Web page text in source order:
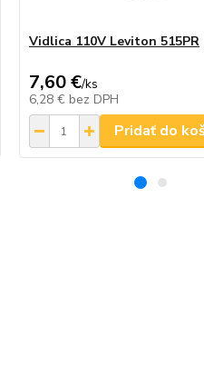
Vidlica 110V Leviton 515PR
7,60 €/ks
6,28 € bez DPH
Pridať do